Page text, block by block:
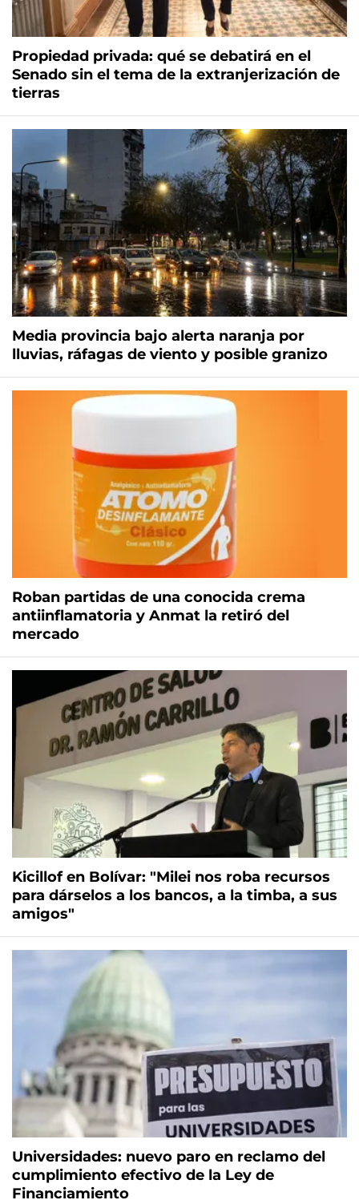
Propiedad privada: qué se debatirá en el
Senado sin el tema de la extranjerización de
tierras
Media provincia bajo alerta naranja por
lluvias, ráfagas de viento y posible granizo
Roban partidas de una conocida crema
antiinflamatoria y Anmat la retiró del
mercado
Kicillof en Bolívar: "Milei nos roba recursos
para dárselos a los bancos, a la timba, a sus
amigos"
Universidades: nuevo paro en reclamo del
cumplimiento efectivo de la Ley de
Financiamiento